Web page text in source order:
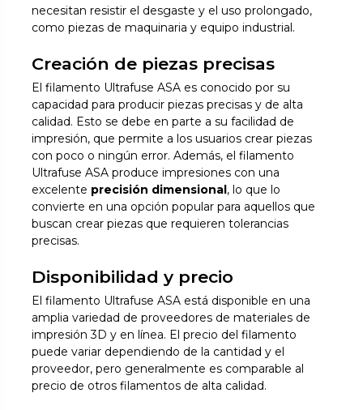
necesitan resistir el desgaste y el uso prolongado,
como piezas de maquinaria y equipo industrial.
Creación de piezas precisas
El filamento Ultrafuse ASA es conocido por su
capacidad para producir piezas precisas y de alta
calidad. Esto se debe en parte a su facilidad de
impresión, que permite a los usuarios crear piezas
con poco o ningún error. Además, el filamento
Ultrafuse ASA produce impresiones con una
excelente precisión dimensional, lo que lo
convierte en una opción popular para aquellos que
buscan crear piezas que requieren tolerancias
precisas.
Disponibilidad y precio
El filamento Ultrafuse ASA está disponible en una
amplia variedad de proveedores de materiales de
impresión 3D y en línea. El precio del filamento
puede variar dependiendo de la cantidad y el
proveedor, pero generalmente es comparable al
precio de otros filamentos de alta calidad.